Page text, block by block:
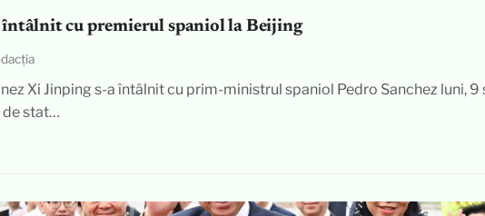
întâlnit cu premierul spaniol la Beijing
Xi Jinping s-a întâlnit cu prim-ministrul spaniol Pedro Sanchez luni, 9
de stat…